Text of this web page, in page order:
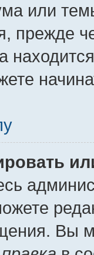
или
прежде
Вы